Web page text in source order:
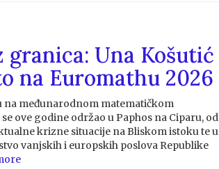
granica: Una Košutić
na Euromathu 2026
na međunarodnom matematičkom
ove godine održao u Paphos na Ciparu, od
krizne situacije na Bliskom istoku te u
vanjskih i europskih poslova Republike